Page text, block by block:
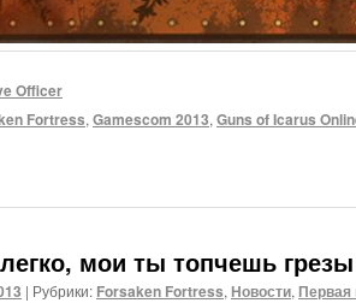
Officer
Fortress, Gamescom 2013, Guns of Icarus
мои ты топчешь грезы
| Рубрики: Forsaken Fortress, Новости, Первая